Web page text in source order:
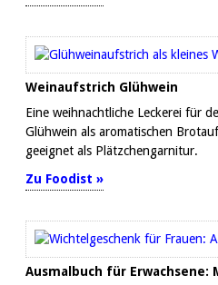
Weinaufstrich Glühwein
Eine weihnachtliche Leckerei für
Glühwein als aromatischen
geeignet als Plätzchengarnitur.
Zu Foodist »
Ausmalbuch für Erwachsene: